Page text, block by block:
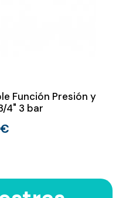
Función Presión y
4" 3 bar